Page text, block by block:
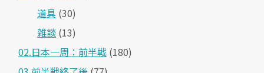
道具 (30)
雑談 (13)
02.日本一周：前半戦 (180)